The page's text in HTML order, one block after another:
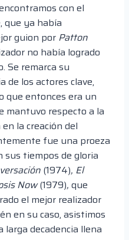
con el
que ya había
guion por Patton
no había logrado
Se remarca su
de los actores clave,
que entonces era un
mantuvo respecto a la
la creación del
fue una proeza
sus tiempos de gloria
(1974), El
Now(1979), que
el mejor realizador
en su caso, asistimos
decadencia llena